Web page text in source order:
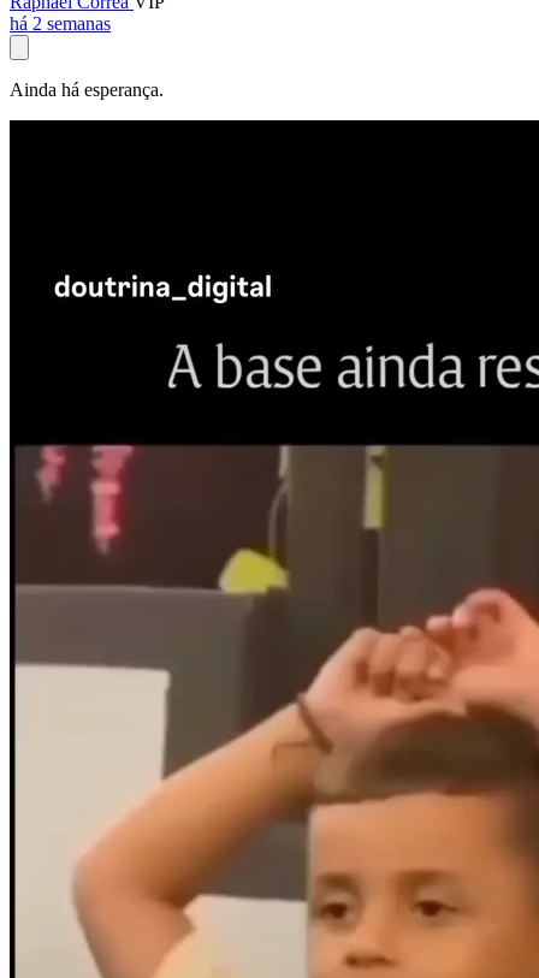
há 2 semanas
Ainda há esperança.